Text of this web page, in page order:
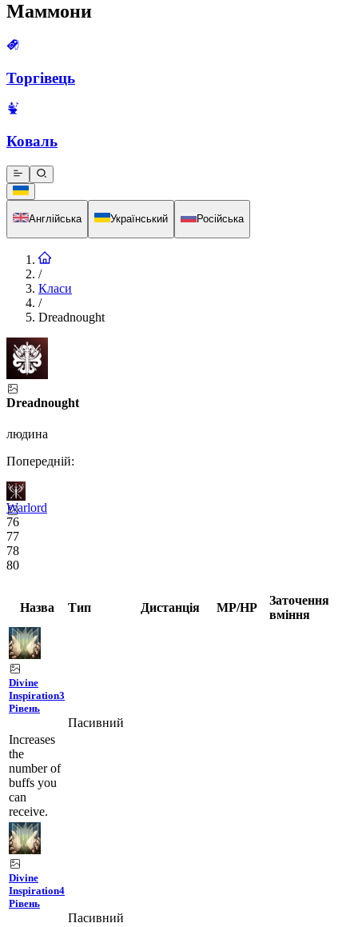
Маммони
Торгівець
Коваль
Англійська Український Російська
/
Класи
/
Dreadnought
Dreadnought
людина
Попередній:
Warlord
76
77
78
80
Назва Тип Дистанція MP/HP
Заточення
вміння
Divine
Inspiration3
Рівень
Increases
the
number of
buffs you
can
receive.
Пасивний
Divine
Inspiration4
Рівень
Пасивний